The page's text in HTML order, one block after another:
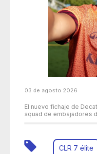
03 de agosto 2026
El nuevo fichaje de
squad de embajadores
CLR 7 élite